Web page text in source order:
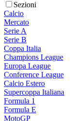
Sezioni
Calcio
Mercato
Serie A
Serie B
Coppa Italia
Champions League
Europa League
Conference League
Calcio Estero
Supercoppa Italiana
Formula 1
Formula E
MotoGP